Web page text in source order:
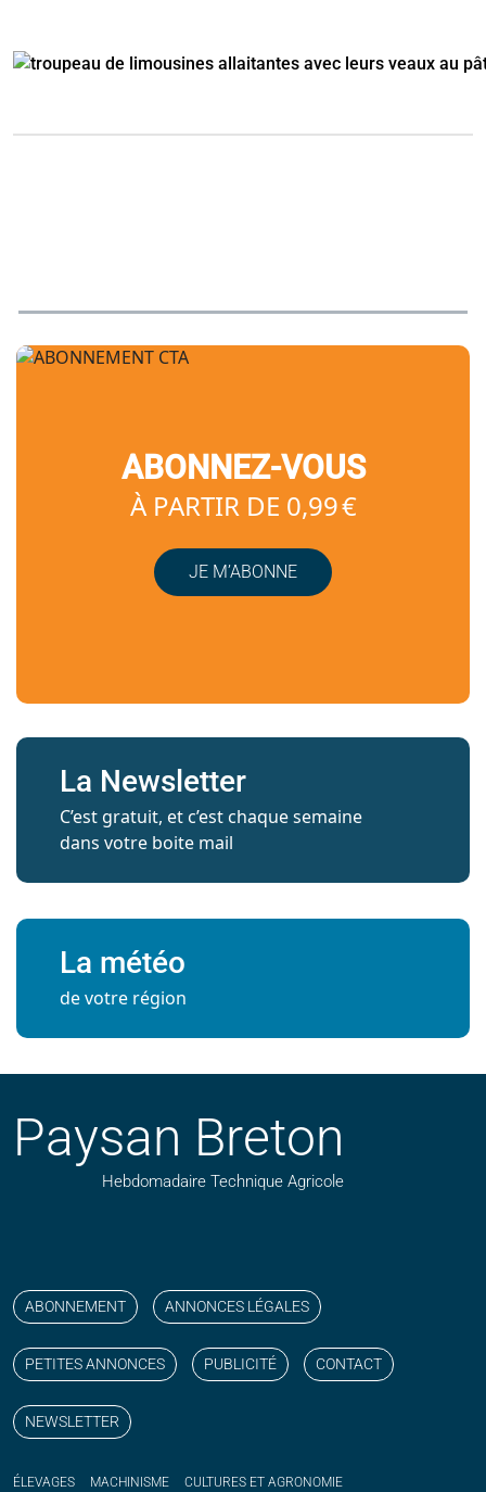
ABONNEZ-VOUS
À PARTIR DE 0,99 €
JE M’ABONNE
La Newsletter
C’est gratuit, et c’est chaque semaine
dans votre boite mail
La météo
de votre région
Paysan Breton
Hebdomadaire Technique Agricole
ABONNEMENT ANNONCES LÉGALES
PETITES ANNONCES PUBLICITÉ CONTACT
NEWSLETTER
ÉLEVAGES MACHINISME CULTURES ET AGRONOMIE